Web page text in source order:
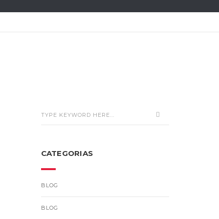
CATEGORIAS
BLOG
BLOG